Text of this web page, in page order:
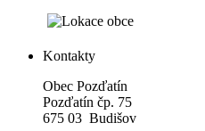
Kontakty
Obec Pozďatín
Pozďatín čp. 75
675 03 Budišov